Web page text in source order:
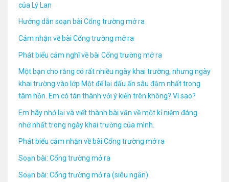
của Lý Lan
Hướng dẫn soạn bài Cổng trường mở ra
Cảm nhận về bài Cổng trường mở ra
Phát biểu cảm nghĩ về bài Cổng trường mở ra
Một bạn cho rằng có rất nhiều ngày khai trường, nhưng ngày
khai trường vào lớp Một để lại dấu ấn sâu đậm nhất trong
tâm hồn. Em có tán thành với ý kiến trên không? Vì sao?
Em hãy nhớ lại và viết thành bài văn về một kỉ niệm đáng
nhớ nhất trong ngày khai trường của mình.
Phát biểu cảm nhận về bài Cổng trường mở ra
Soạn bài: Cổng trường mở ra
Soạn bài: Cổng trường mở ra (siêu ngắn)